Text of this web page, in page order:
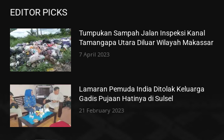
EDITOR PICKS
Tumpukan Sampah Jalan Inspeksi Kanal
Tamangapa Utara Diluar Wilayah Makassar
7 April 2023
Lamaran Pemuda India Ditolak Keluarga
Gadis Pujaan Hatinya di Sulsel
21 February 2023